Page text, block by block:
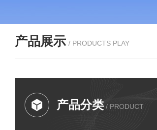
产品展示 / PRODUCTS PLAY
产品分类 / PRODUCT